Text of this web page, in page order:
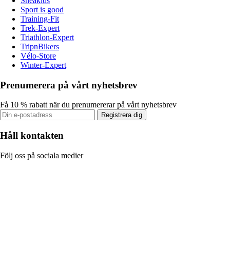
Sport is good
Training-Fit
Trek-Expert
Triathlon-Expert
TripnBikers
Vélo-Store
Winter-Expert
Prenumerera på vårt nyhetsbrev
Få 10 % rabatt när du prenumererar på vårt nyhetsbrev
Registrera dig
Håll kontakten
Följ oss på sociala medier